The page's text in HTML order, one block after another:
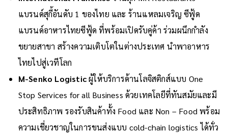
แบรนด์สุกี้อันดับ 1 ของไทย และ ร้านแหลมเจริญ ซีฟู้ด
แบรนด์อาหารไทยซีฟู้ด ที่พร้อมเปิดรับคู่ค้า ร่วมผนึกกำลัง
ขยายสาขา สร้างความเติบโตในต่างประเทศ นำพาอาหาร
ไทยไปสู่เวทีโลก
M-Senko Logisticผู้ให้บริการด้านโลจิสติกส์แบบ One
Stop Services for all Business ด้วยเทคโลยีที่ทันสมัยและมี
ประสิทธิภาพ รองรับสินค้าทั้ง Food และ Non – Food พร้อม
ความเชี่ยวชาญในการขนส่งแบบ cold-chain logistics ได้ทั่ว